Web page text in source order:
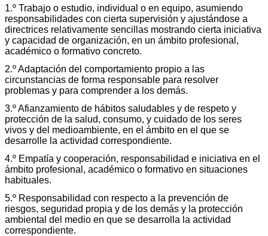
1.º Trabajo o estudio, individual o en equipo, asumiendo
responsabilidades con cierta supervisión y ajustándose a
directrices relativamente sencillas mostrando cierta iniciativa
y capacidad de organización, en un ámbito profesional,
académico o formativo concreto.
2.º Adaptación del comportamiento propio a las
circunstancias de forma responsable para resolver
problemas y para comprender a los demás.
3.º Afianzamiento de hábitos saludables y de respeto y
protección de la salud, consumo, y cuidado de los seres
vivos y del medioambiente, en el ámbito en el que se
desarrolle la actividad correspondiente.
4.º Empatía y cooperación, responsabilidad e iniciativa en el
ámbito profesional, académico o formativo en situaciones
habituales.
5.º Responsabilidad con respecto a la prevención de
riesgos, seguridad propia y de los demás y la protección
ambiental del medio en que se desarrolla la actividad
correspondiente.